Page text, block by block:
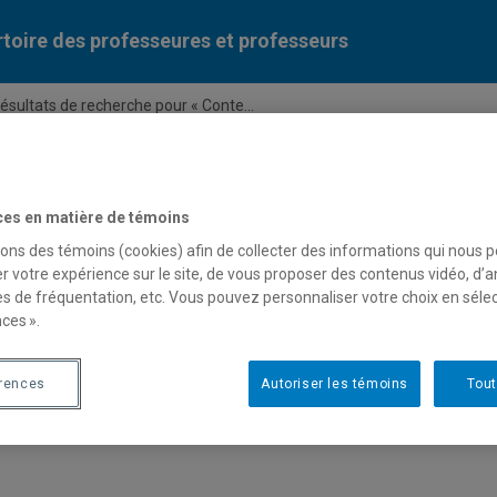
des professeures et professeurs
de recherche pour « Conte...
Liste des professeures et professeurs par
pour « Contexte socio-
en matière de témoins
des témoins (cookies) afin de collecter des informations qui nous
votre expérience sur le site, de vous proposer des contenus vidéo,
de fréquentation, etc. Vous pouvez personnaliser votre choix en
».
Autoriser les témoins